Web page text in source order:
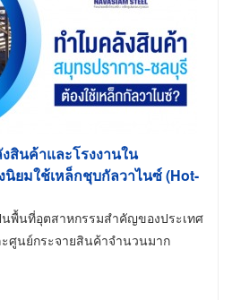
สินค้าและโรงงานใน
ยมใช้เหล็กชุบกัลวาไนซ์ (Hot-
พื้นที่อุตสาหกรรมสำคัญของประเทศ
ศูนย์กระจายสินค้าจำนวนมาก